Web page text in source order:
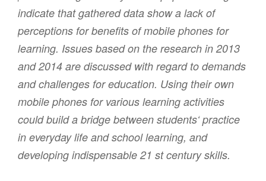
indicate that gathered data show a lack of
perceptions for benefits of mobile phones for
learning. Issues based on the research in 2013
and 2014 are discussed with regard to demands
and challenges for education. Using their own
mobile phones for various learning activities
could build a bridge between students‘ practice
in everyday life and school learning, and
developing indispensable 21 st century skills.